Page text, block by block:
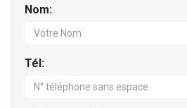
Nom:
Tél: